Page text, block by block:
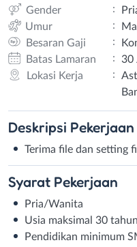
Gender
:
Umur
:
Besaran Gaji
:
Batas Lamaran
:
30
Lokasi Kerja
:
Deskripsi Pekerjaan
Terima file dan setting
Syarat Pekerjaan
Pria/Wanita
Usia maksimal 30 tahun
Pendidikan minimum